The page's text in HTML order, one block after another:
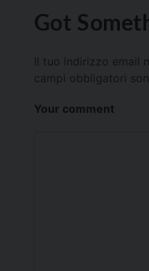
Got
Il tuo indirizzo email
campi obbligatori
Your comment